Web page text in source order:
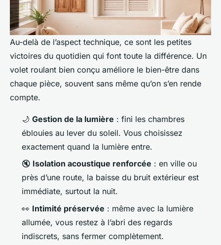
Au-delà de l’aspect technique, ce sont les petites
victoires du quotidien qui font toute la différence. Un
volet roulant bien conçu améliore le bien-être dans
chaque pièce, souvent sans même qu’on s’en rende
compte.
🌙 Gestion de la lumière : fini les chambres
éblouies au lever du soleil. Vous choisissez
exactement quand la lumière entre.
🔇 Isolation acoustique renforcée : en ville ou
près d’une route, la baisse du bruit extérieur est
immédiate, surtout la nuit.
👀 Intimité préservée : même avec la lumière
allumée, vous restez à l’abri des regards
indiscrets, sans fermer complètement.